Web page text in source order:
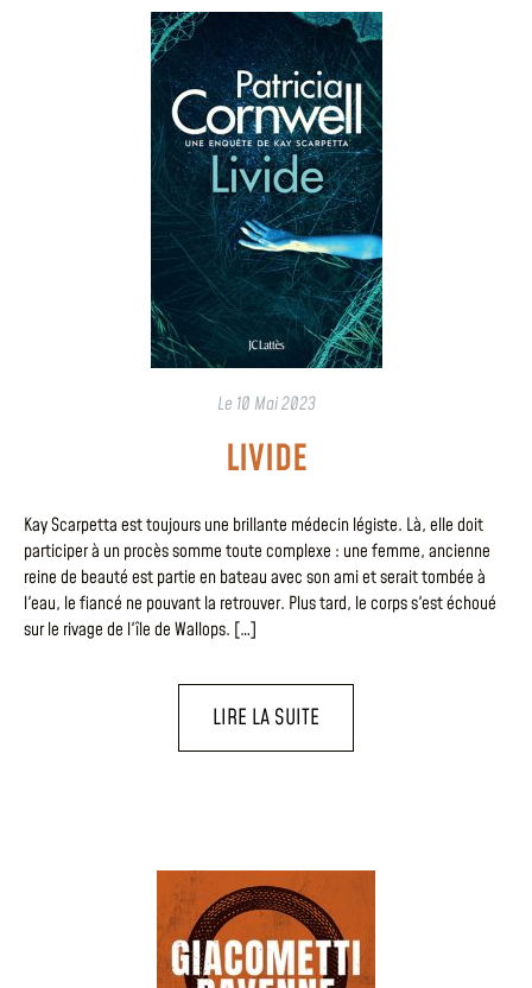
Le 10 Mai 2023
LIVIDE
Kay Scarpetta est toujours une brillante médecin légiste. Là, elle doit
participer à un procès somme toute complexe : une femme, ancienne
reine de beauté est partie en bateau avec son ami et serait tombée à
l'eau, le fiancé ne pouvant la retrouver. Plus tard, le corps s'est échoué
sur le rivage de l'île de Wallops. […]
LIRE LA SUITE